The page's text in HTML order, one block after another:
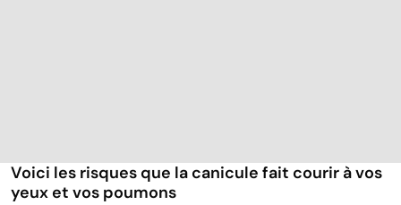
Voici les risques que la canicule fait courir à vos
yeux et vos poumons